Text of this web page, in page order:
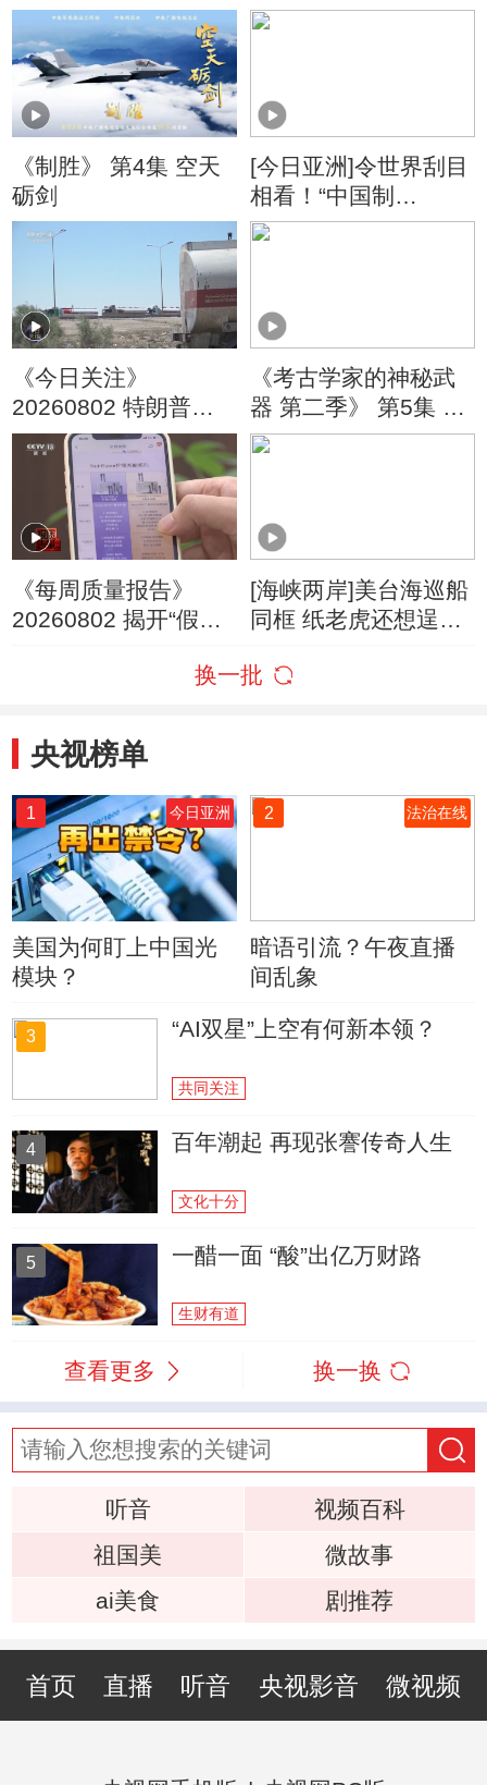
《制胜》 第4集 空天
砺剑
[今日亚洲]令世界刮目
相看！“中国制
造”变“酷”了
《今日关注》
20260802 特朗普叫
停“最大规模”打击 伊
朗称摧毁美军F-35战
《考古学家的神秘武
器 第二季》 第5集 沉
没的古战场
《每周质量报告》
20260802 揭开“假洋
[海峡两岸]美台海巡船
同框 纸老虎还想逞
换一批
央视榜单
1 今日亚洲
美国为何盯上中国光
模块？
2 法治在线
暗语引流？午夜直播
间乱象
3 “AI双星”上空有何新本领？
共同关注
4 百年潮起 再现张謇传奇人生
文化十分
5 一醋一面 “酸”出亿万财路
生财有道
查看更多 换一换
听音
视频百科
祖国美
微故事
ai美食
剧推荐
首页 直播 听音 央视影音 微视频